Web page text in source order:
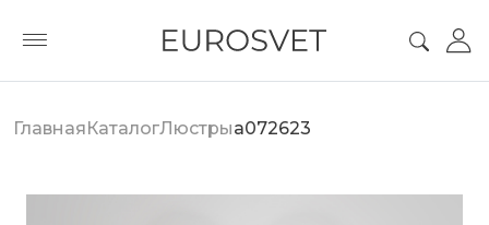
ГлавнаяКаталогЛюстрыa072623